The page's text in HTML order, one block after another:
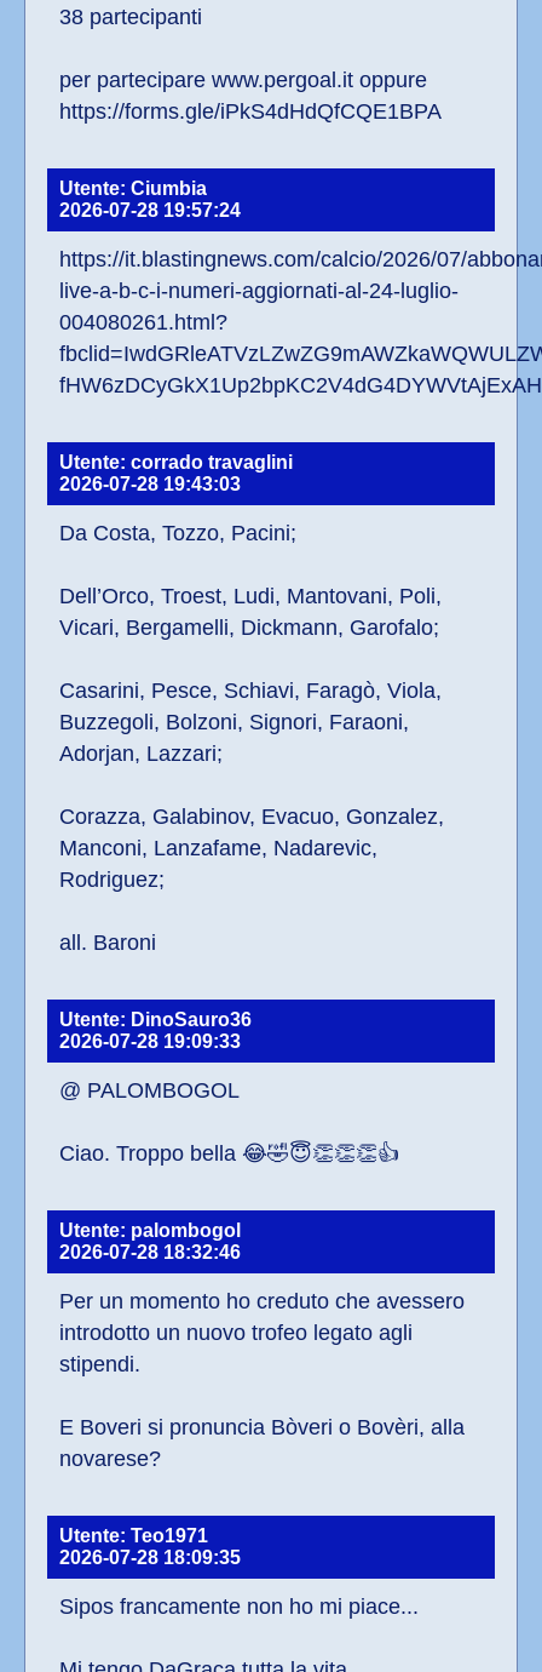
38 partecipanti
per partecipare www.pergoal.it oppure
https://forms.gle/iPkS4dHdQfCQE1BPA
Utente: Ciumbia
2026-07-28 19:57:24
https://it.blastingnews.com/calcio/2026/07/
live-a-b-c-i-numeri-aggiornati-al-24-luglio-
004080261.html?
Utente: corrado travaglini
2026-07-28 19:43:03
Da Costa, Tozzo, Pacini;
Dell’Orco, Troest, Ludi, Mantovani, Poli,
Vicari, Bergamelli, Dickmann, Garofalo;
Casarini, Pesce, Schiavi, Faragò, Viola,
Buzzegoli, Bolzoni, Signori, Faraoni,
Adorjan, Lazzari;
Corazza, Galabinov, Evacuo, Gonzalez,
Manconi, Lanzafame, Nadarevic,
Rodriguez;
all. Baroni
Utente: DinoSauro36
2026-07-28 19:09:33
@ PALOMBOGOL
Ciao. Troppo bella 😂🤣😇👏👏👏👍
Utente: palombogol
2026-07-28 18:32:46
Per un momento ho creduto che avessero
introdotto un nuovo trofeo legato agli
stipendi.
E Boveri si pronuncia Bòveri o Bovèri, alla
novarese?
Utente: Teo1971
2026-07-28 18:09:35
Sipos francamente non ho mi piace...